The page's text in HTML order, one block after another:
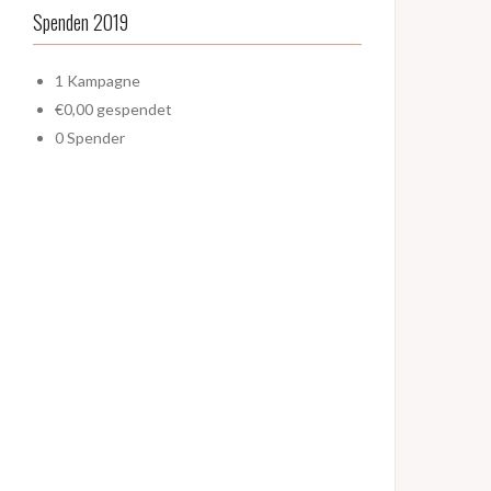
Spenden 2019
1 Kampagne
€0,00 gespendet
0Spender